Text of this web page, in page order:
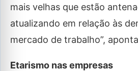
mais velhas que estão
atualizando em relação às
mercado de trabalho”,
Etarismo nas empresas